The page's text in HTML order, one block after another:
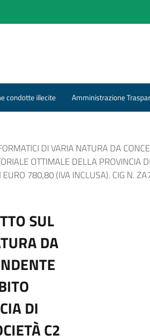
condotte illecite Amministrazione
DI VARIA NATURA DA
OTTIMALE DELLA PROVINCIA
780,80 (IVA INCLUSA). CIG N.
SUL
DA
DI
C2